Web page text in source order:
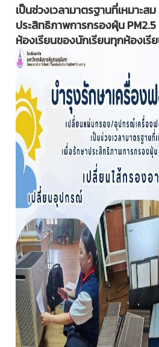
เป็นช่วงเวลามาตรฐานที่เหมาะส
ประสิทธิภาพการกรองฝุ่น PM2.5
ห้องเรียนของนักเรียนทุกห้องเรี